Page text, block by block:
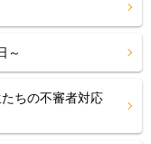
～
ちの不審者対応